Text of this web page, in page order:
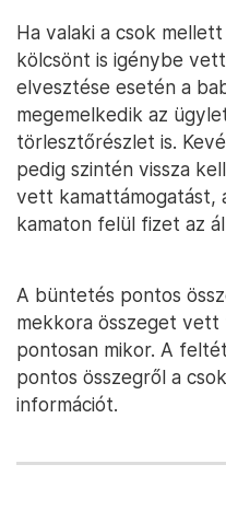
Ha valaki a csok
kölcsönt is igénybe
elvesztése esetén a
megemelkedik az
törlesztőrészlet is.
pedig szintén vissza
vett kamattámogatást,
kamaton felül fizet az
A büntetés pontos
mekkora összeget
pontosan mikor. A
pontos összegről a
információt.